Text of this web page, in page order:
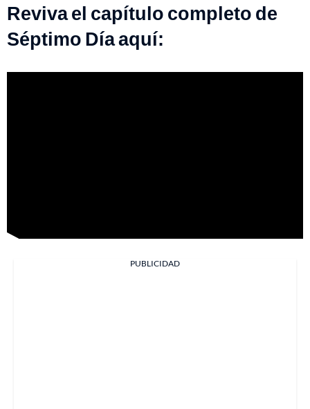
Reviva el capítulo completo de
Séptimo Día aquí:
PUBLICIDAD